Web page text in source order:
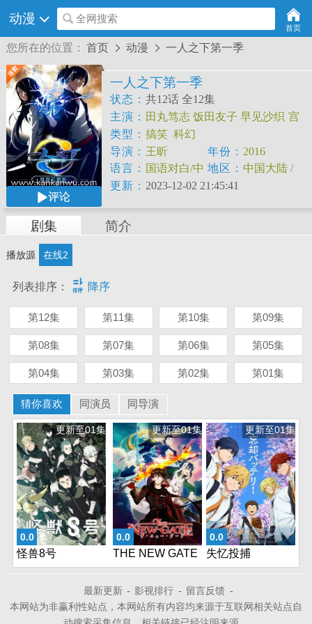
动漫 全网搜索
首页
您所在的位置： 首页  动漫  一人之下第一季
评论
一人之下第一季
状态： 共12话 全12集
主演： 田丸笃志 饭田友子 早见沙织 宫
泽正 日笠阳子 三宅麻理恵
花慎之介 山口胜平
类型： 搞笑 科幻
导演： 王昕 年份： 2016
语言： 国语对白/中
文字幕
地区： 中国大陆 /
日本
更新： 2023-12-02 21:45:41
剧集 简介
播放源 在线2
列表排序：  降序
第12集 第11集 第10集 第09集
第08集 第07集 第06集 第05集
第04集 第03集 第02集 第01集
猜你喜欢 同演员 同导演
0.0
更新至01集
怪兽8号
0.0
更新至01集
THE NEW GATE
0.0
更新至01集
失忆投捕
最新更新 - 影视排行 - 留言反馈 -
本网站为非赢利性站点，本网站所有内容均来源于互联网相关站点自